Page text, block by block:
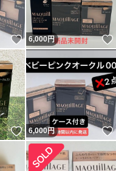
いいね！
6,000円
いいね！
6,000円